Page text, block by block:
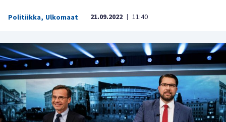
Politiikka, Ulkomaat 21.09.2022 | 11:40